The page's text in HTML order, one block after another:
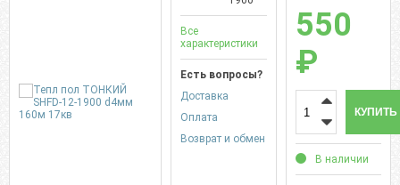
Все
характеристики
Есть вопросы?
Доставка
Оплата
Возврат и обмен
550
₽
КУПИТЬ
В наличии